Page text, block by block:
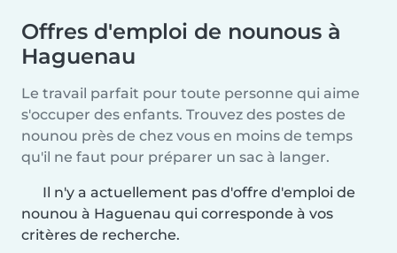
Offres d'emploi de nounous à
Haguenau
Le travail parfait pour toute personne qui aime
s'occuper des enfants. Trouvez des postes de
nounou près de chez vous en moins de temps
qu'il ne faut pour préparer un sac à langer.
Il n'y a actuellement pas d'offre d'emploi de
nounou à Haguenau qui corresponde à vos
critères de recherche.